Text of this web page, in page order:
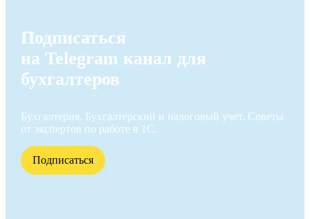
Подписаться
на Telegram канал для
бухгалтеров
Бухгалтерия. Бухгалтерский и налоговый учет. Советы
от экспертов по работе в 1С.
Подписаться